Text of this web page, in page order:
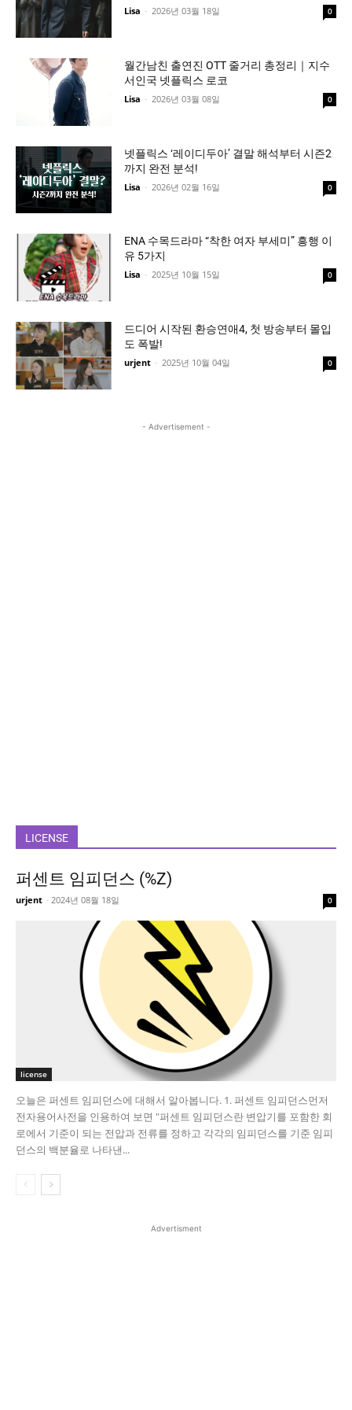
Lisa - 2026년 03월 18일 0
월간남친 출연진 OTT 줄거리 총정리｜지수
서인국 넷플릭스 로코
Lisa - 2026년 03월 08일 0
넷플릭스 ‘레이디두아’ 결말 해석부터 시즌2
까지 완전 분석!
Lisa - 2026년 02월 16일 0
ENA 수목드라마 “착한 여자 부세미” 흥행 이
유 5가지
Lisa - 2025년 10월 15일 0
드디어 시작된 환승연애4, 첫 방송부터 몰입
도 폭발!
urjent - 2025년 10월 04일 0
- Advertisement -
LICENSE
퍼센트 임피던스 (%Z)
urjent - 2024년 08월 18일 0
license
오늘은 퍼센트 임피던스에 대해서 알아봅니다. 1. 퍼센트 임피던스​ 먼저
전자용어사전을 인용하여 보면 "퍼센트 임피던스란 변압기를 포함한 회
로에서 기준이 되는 전압과 전류를 정하고 각각의 임피던스를 기준 임피
던스의 백분율로 나타낸...
Advertisment